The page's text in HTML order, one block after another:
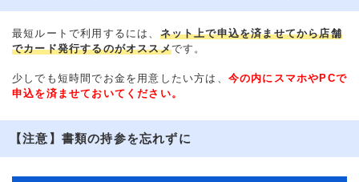
最短ルートで利用するには、 ネット上で申込を済ませてから店舗
でカード発行するのがオススメです。
少しでも短時間でお金を用意したい方は、 今の内にスマホやPCで
申込を済ませておいてください。
【注意】書類の持参を忘れずに